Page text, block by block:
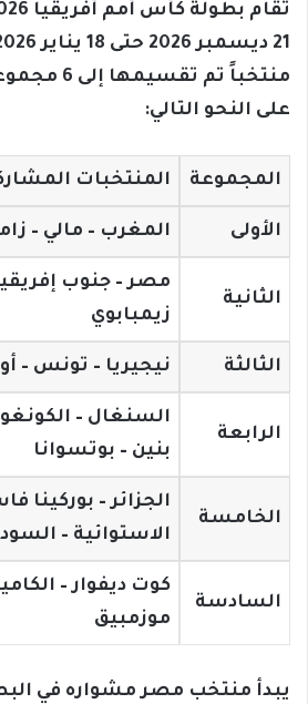
منتخباً تم
على النحو التالي:
المجموعة المنتخبات
الأولى المغرب – مالي –
الثانية
مصر – جنوب
زيمبابوي
الثالثة نيجيريا – تونس –
الرابعة
السنغال –
بنين – بوتسوانا
الخامسة
الجزائر – بوركينا
الاستوائية –
السادسة
كوت ديفوار –
موزمبيق
يبدأ منتخب مصر مشواره في